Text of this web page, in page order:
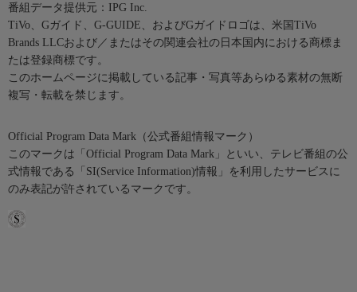
番組データ提供元：IPG Inc.
TiVo、Gガイド、G-GUIDE、およびGガイドロゴは、米国TiVo
Brands LLCおよび／またはその関連会社の日本国内における商標ま
たは登録商標です。
このホームページに掲載している記事・写真等あらゆる素材の無断
複写・転載を禁じます。
Official Program Data Mark（公式番組情報マーク）
このマークは「Official Program Data Mark」といい、テレビ番組の公
式情報である「SI(Service Information)情報」を利用したサービスに
のみ表記が許されているマークです。